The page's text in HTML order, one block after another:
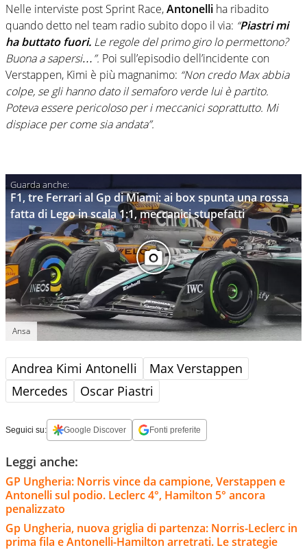
Nelle interviste post Sprint Race,Antonelli ha ribadito
quando detto nel team radio subito dopo il via: “Piastri mi
ha buttato fuori. Le regole del primo giro lo permettono?
Buona a sapersi…”. Poi sull’episodio dell’incidente con
Verstappen, Kimi è più magnanimo: “Non credo Max abbia
colpe, se gli hanno dato il semaforo verde lui è partito.
Poteva essere pericoloso per i meccanici soprattutto. Mi
dispiace per come sia andata”.
F1, tre Ferrari al Gp di Miami: ai box spunta una rossa
fatta di Lego in scala 1:1, meccanici stupefatti
Ansa
Andrea Kimi Antonelli
Max Verstappen
Mercedes
Oscar Piastri
Seguici su: Google Discover Fonti preferite
Leggi anche:
GP Ungheria: Norris vince da campione, Verstappen e
Antonelli sul podio. Leclerc 4°, Hamilton 5° ancora
penalizzato
Gp Ungheria, nuova griglia di partenza: Norris-Leclerc in
prima fila e Antonelli-Hamilton arretrati. Le strategie